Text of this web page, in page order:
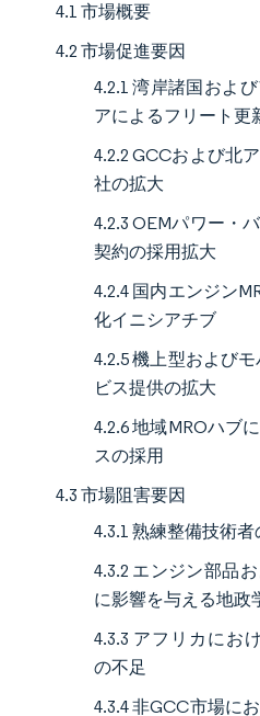
4.1 市場概要
4.2 市場促進要因
4.2.1 湾岸諸国およ
アによるフリート更
4.2.2 GCCおよび北
社の拡大
4.2.3 OEMパワー・
契約の採用拡大
4.2.4 国内エンジン
化イニシアチブ
4.2.5 機上型および
ビス提供の拡大
4.2.6 地域MROハブ
スの採用
4.3 市場阻害要因
4.3.1 熟練整備技術
4.3.2 エンジン部品
に影響を与える地政
4.3.3 アフリカにお
の不足
4.3.4 非GCC市場に